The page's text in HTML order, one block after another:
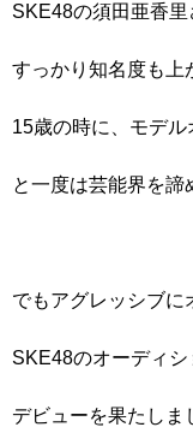
SKE48の須田亜香
すっかり知名度も上
15歳の時に、モデル
と一度は芸能界を諦
でもアグレッシブに
SKE48のオーディ
デビューを果たしま